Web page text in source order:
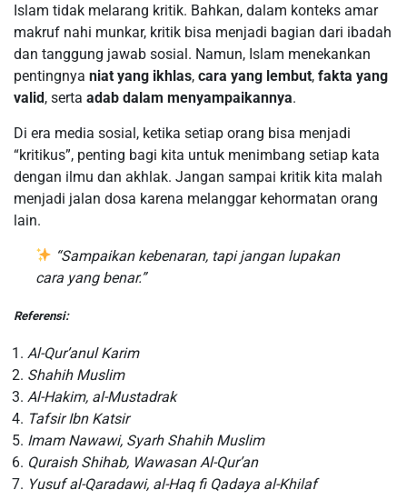
Islam tidak melarang kritik. Bahkan, dalam konteks amar
makruf nahi munkar, kritik bisa menjadi bagian dari ibadah
dan tanggung jawab sosial. Namun, Islam menekankan
pentingnya niat yang ikhlas, cara yang lembut, fakta yang
valid, serta adab dalam menyampaikannya.
Di era media sosial, ketika setiap orang bisa menjadi
“kritikus”, penting bagi kita untuk menimbang setiap kata
dengan ilmu dan akhlak. Jangan sampai kritik kita malah
menjadi jalan dosa karena melanggar kehormatan orang
lain.
“Sampaikan kebenaran, tapi jangan lupakan
cara yang benar.”
Referensi:
Al-Qur’anul Karim
Shahih Muslim
Al-Hakim, al-Mustadrak
Tafsir Ibn Katsir
Imam Nawawi, Syarh Shahih Muslim
Quraish Shihab, Wawasan Al-Qur’an
Yusuf al-Qaradawi, al-Haq fi Qadaya al-Khilaf